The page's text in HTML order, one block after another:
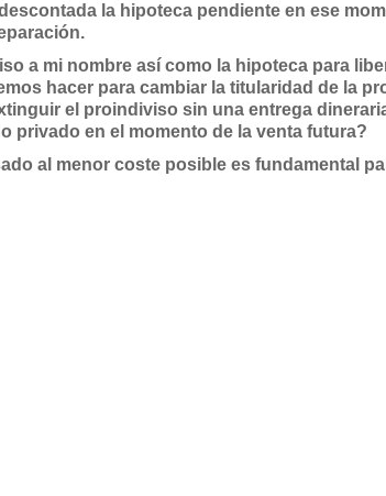
la hipoteca pendiente en ese
a mi nombre así como la hipoteca para
hacer para cambiar la titularidad de la
el proindiviso sin una entrega
privado en el momento de la venta futura?
al menor coste posible es fundamental